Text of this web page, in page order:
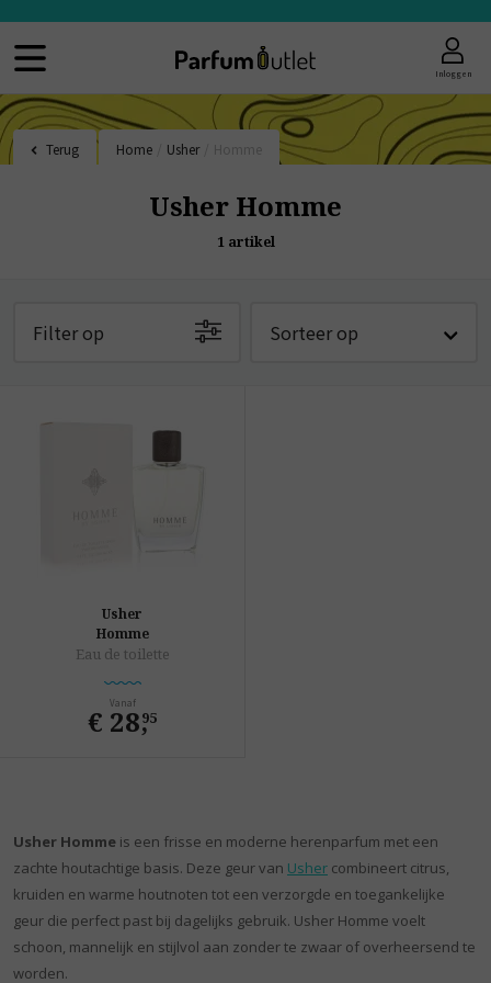
Inloggen
Terug Home Usher
Usher Homme
1 artikel
Filter op Sorteer op
Usher
Homme
Eau de toilette
Vanaf
€ 28,
95
Usher Homme is een frisse en moderne herenparfum met een
zachte houtachtige basis. Deze geur van Usher combineert citrus,
kruiden en warme houtnoten tot een verzorgde en toegankelijke
geur die perfect past bij dagelijks gebruik. Usher Homme voelt
schoon, mannelijk en stijlvol aan zonder te zwaar of overheersend te
worden.